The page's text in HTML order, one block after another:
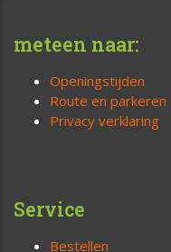
meteen naar:
Openingstijden
Route en parkeren
Privacy verklaring
Service
Bestellen